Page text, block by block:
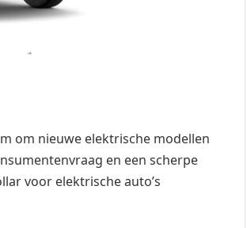
om nieuwe elektrische modellen
en een scherpe
voor elektrische auto’s